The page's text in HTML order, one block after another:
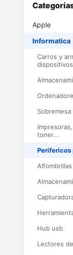
Apple
Informatica
Carros y armarios para
Impresoras, cartuchos,
toner...
Perifericos
Alfombrillas
Hub usb
Lectores